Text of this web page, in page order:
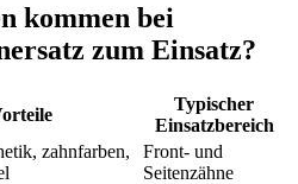
kommen bei
zum Einsatz?
Typischer
Einsatzbereich
zahnfarben,
Front- und
Seitenzähne